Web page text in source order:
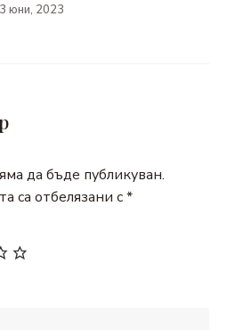
юни, 2023
да бъде публикуван.
са отбелязани с*